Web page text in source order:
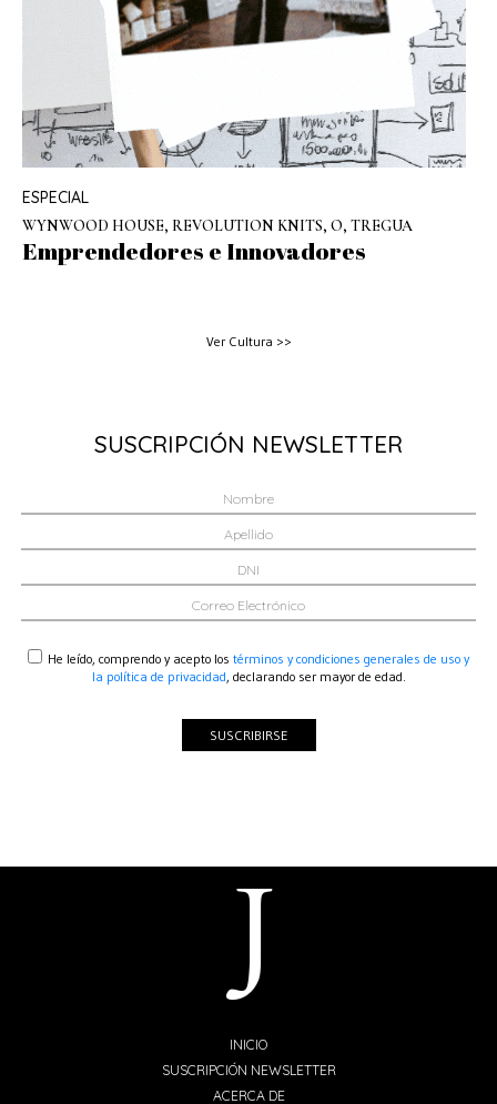
ESPECIAL
WYNWOOD HOUSE, REVOLUTION KNITS, O, TREGUA
Emprendedores e Innovadores
Ver Cultura >>
SUSCRIPCIÓN NEWSLETTER
He leído, comprendo y acepto los términos y condiciones generales de uso y
la política de privacidad, declarando ser mayor de edad.
SUSCRIBIRSE
INICIO
SUSCRIPCIÓN NEWSLETTER
ACERCA DE